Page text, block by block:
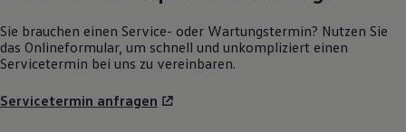
Sie brauchen einen Service- oder Wartungstermin? Nutzen Sie
das Onlineformular, um schnell und unkompliziert einen
Servicetermin bei uns zu vereinbaren.
Servicetermin anfragen